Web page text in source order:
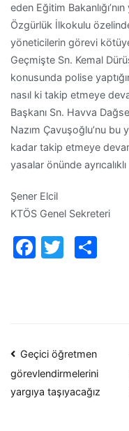
eden Eğitim
Özgürlük İlkokulu
yöneticilerin görevi
Geçmişte Sn. Kemal
konusunda polise
nasıl ki takip etmeye
Başkanı Sn. Havva
Nazım Çavuşoğlu’nu bu
kadar takip etmeye
yasalar önünde
Şener Elcil
KTÖS Genel Sekreteri
Facebook
Twitter
Yazı
dolaşımı
Geçici öğretmen
görevlendirmelerini
yargıya taşıyacağız